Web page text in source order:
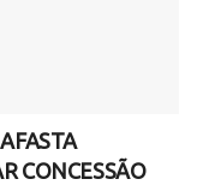
CONCESSÃO